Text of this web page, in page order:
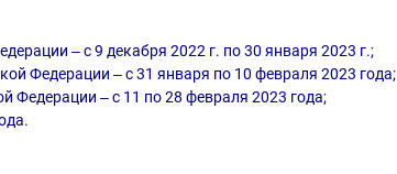
‒ с 9 декабря 2022 г. по 30 января 2023 г.;
Федерации ‒ с 31 января по 10 февраля 2023 года;
Федерации ‒ с 11 по 28 февраля 2023 года;